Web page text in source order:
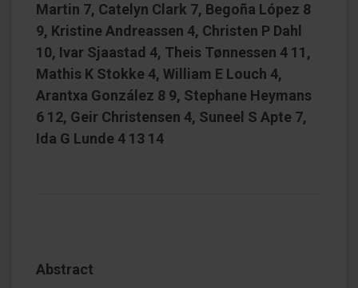
Martin 7, Catelyn Clark 7, Begoña López 8
9, Kristine Andreassen 4, Christen P Dahl
10, Ivar Sjaastad 4, Theis Tønnessen 4 11,
Mathis K Stokke 4, William E Louch 4,
Arantxa González 8 9, Stephane Heymans
6 12, Geir Christensen 4, Suneel S Apte 7,
Ida G Lunde 4 13 14
Abstract